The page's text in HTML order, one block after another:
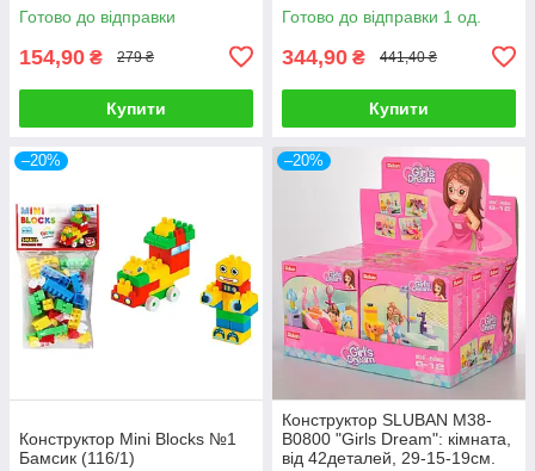
(KH08/012/04)
Готово до відправки
154,90 ₴ 279 ₴
Купити
Готово до відправки 1 од.
344,90 ₴ 441,40 ₴
Купити
–20%
Конструктор Mini Blocks №1
Бамсик (116/1)
–20%
Конструктор SLUBAN M38-
B0800 "Girls Dream": кімната,
від 42деталей, 29-15-19см.